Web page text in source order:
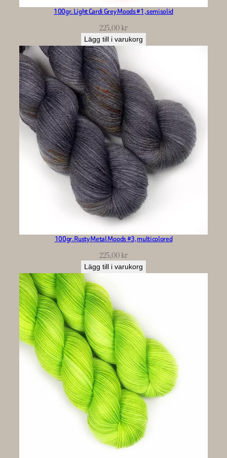
100gr. Light Cardi Grey Moods #1, semisolid
225,00kr
Lägg till i varukorg
100gr. Rusty Metal Moods #3, multicolored
225,00kr
Lägg till i varukorg